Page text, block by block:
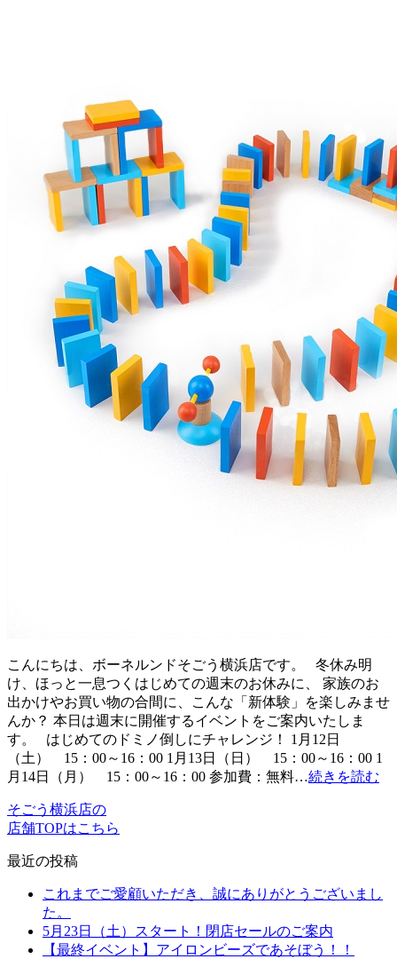
こんにちは、ボーネルンドそごう横浜店です。 冬休み明
け、ほっと一息つくはじめての週末のお休みに、 家族のお
出かけやお買い物の合間に、こんな「新体験」を楽しみませ
んか？ 本日は週末に開催するイベントをご案内いたしま
す。 はじめてのドミノ倒しにチャレンジ！ 1月12日
（土） 15：00～16：00 1月13日（日） 15：00～16：00 1
月14日（月） 15：00～16：00 参加費：無料…続きを読む
そごう横浜店の
店舗TOPはこちら
最近の投稿
これまでご愛顧いただき、誠にありがとうございまし
た。
5月23日（土）スタート！閉店セールのご案内
【最終イベント】アイロンビーズであそぼう！！